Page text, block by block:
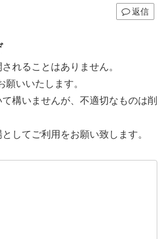
返信
れることはありません。
願いいたします。
構いませんが、不適切なものは削
してご利用をお願い致します。